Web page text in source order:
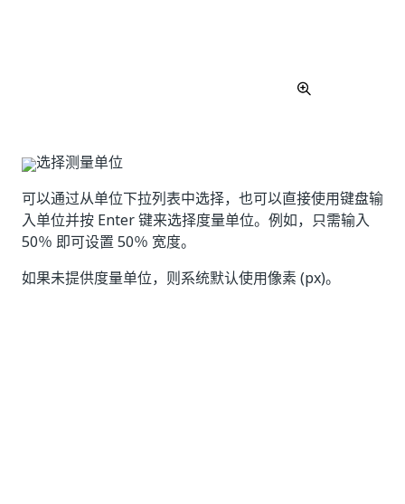
选择测量单位
可以通过从单位下拉列表中选择，也可以直接使用键盘输
入单位并按 Enter 键来选择度量单位。例如，只需输入
50％ 即可设置 50％ 宽度。
如果未提供度量单位，则系统默认使用像素 (px)。